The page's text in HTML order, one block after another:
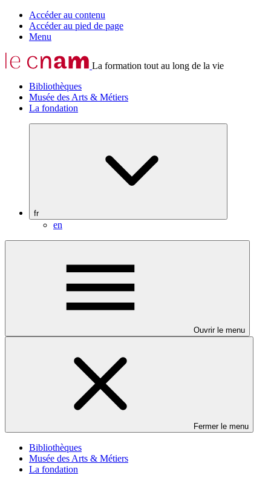
Accéder au contenu
Accéder au pied de page
Menu
La formation tout au long de la vie
Bibliothèques
Musée des Arts & Métiers
La fondation
fr
en
Ouvrir le menu
Fermer le menu
Bibliothèques
Musée des Arts & Métiers
La fondation